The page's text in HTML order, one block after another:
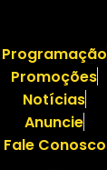
Programação
Promoções
Notícias
Anuncie
Fale Conosco